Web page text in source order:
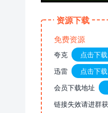
资源下载
免费资源
夸克
点击下载
迅雷
点击下载
会员下载地址
链接失效请进群